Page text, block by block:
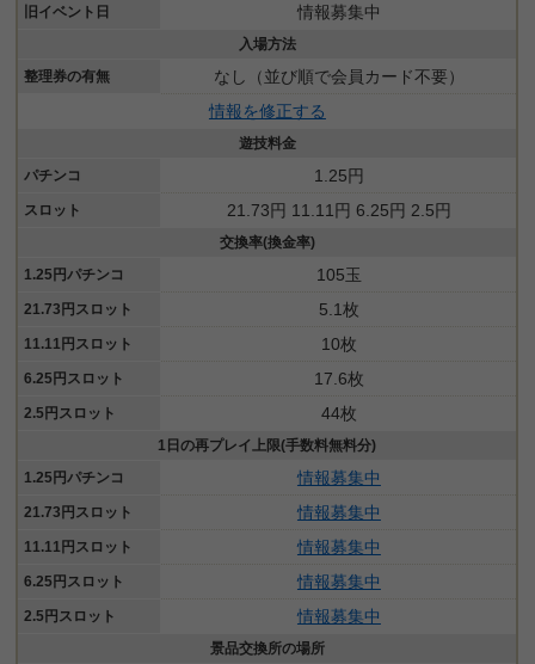
旧イベント日 情報募集中
入場方法
整理券の有無
なし（並び順で会員カード不要）
情報を修正する
遊技料金
パチンコ
1.25円
スロット 21.73円 11.11円 6.25円 2.5円
交換率(換金率)
1.25円パチンコ
105玉
21.73円スロット 5.1枚
11.11円スロット 10枚
6.25円スロット 17.6枚
2.5円スロット 44枚
1日の再プレイ上限(手数料無料分)
1.25円パチンコ
情報募集中
21.73円スロット 情報募集中
11.11円スロット 情報募集中
6.25円スロット 情報募集中
2.5円スロット 情報募集中
景品交換所の場所